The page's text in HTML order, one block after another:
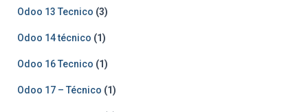
Odoo 13 Tecnico (3)
Odoo 14 técnico (1)
Odoo 16 Tecnico (1)
Odoo 17 – Técnico (1)